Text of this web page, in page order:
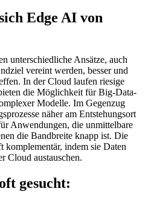
Edge AI von
unterschiedliche Ansätze, auch
vereint werden, besser und
In der Cloud laufen riesige
die Möglichkeit für Big-Data-
Modelle. Im Gegenzug
näher am Entstehungsort
Anwendungen, die unmittelbare
die Bandbreite knapp ist. Die
indem sie Daten
Cloud austauschen.
gesucht: